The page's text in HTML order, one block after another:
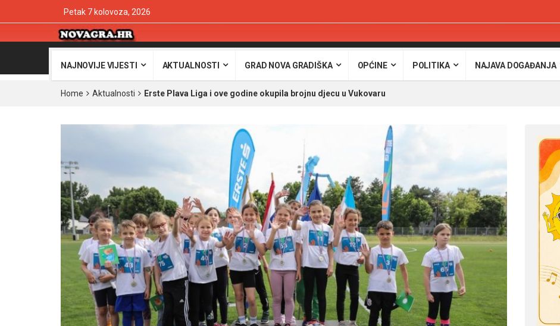
Petak 7 kolovoza, 2026
NAJNOVIJE VIJESTI AKTUALNOSTI GRAD NOVA GRADIŠKA OPĆINE POLITIKA NAJAVA DOGAĐANJA
Home Aktualnosti Erste Plava Liga i ove godine okupila brojnu djecu u Vukovaru